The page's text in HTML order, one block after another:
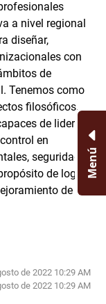
a nivel regional
diseñar,
con
de
Tenemos como
filosóficos,
de liderar
en
seguridady
de lograr
de las
de 2022 10:29 AM
de 2022 10:29 AM
Menú